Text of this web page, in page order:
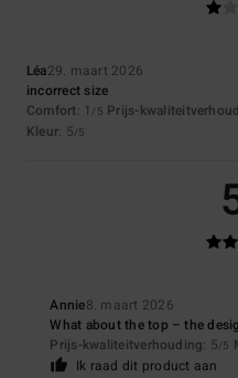
Léa29. maart 2026
incorrect size
Comfort: 1 /5 Prijs-
Kleur: 5/5
Annie8. maart 2026
What about the top – the
Prijs-kwaliteitverhouding: 5/5
Ik raad dit product aan